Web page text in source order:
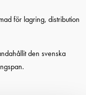
för lagring, distribution
den svenska